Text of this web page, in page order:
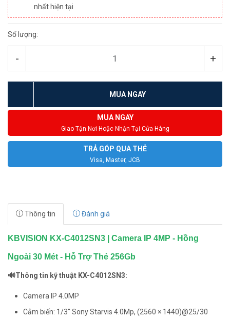
nhất hiện tại
Số lượng:
- +
MUA NGAY
MUA NGAY
Giao Tận Nơi Hoặc Nhận Tại Cửa Hàng
TRẢ GÓP QUA THẺ
Visa, Master, JCB
Thông tin Đánh giá
KBVISION KX-C4012SN3 | Camera IP 4MP - Hồng
Ngoài 30 Mét - Hỗ Trợ Thẻ 256Gb
🔊Thông tin kỹ thuật KX-C4012SN3:
Camera IP 4.0MP
Cảm biến: 1/3'' Sony Starvis 4.0Mp, (2560 × 1440)@25/30